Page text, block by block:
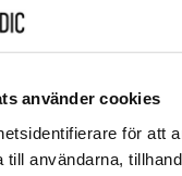
använder cookies
för att
till användarna,
Bagagetag Röd
Art nr:
92205.90
CAVALET